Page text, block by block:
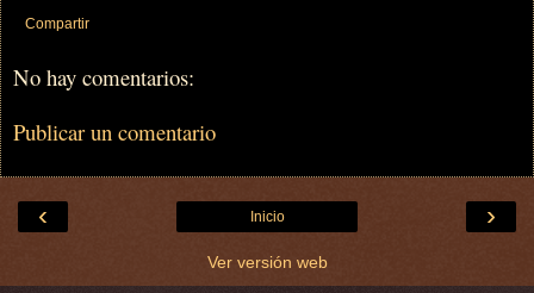
Compartir
No hay comentarios:
Publicar un comentario
‹ ›
Inicio
Ver versión web